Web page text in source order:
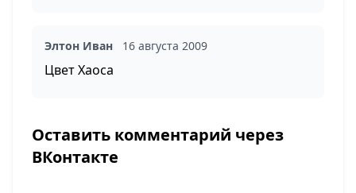
Элтон Иван 16 августа 2009
Цвет Хаоса
Оставить комментарий через
ВКонтакте